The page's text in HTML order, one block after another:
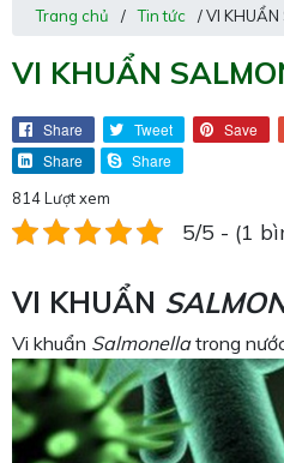
Trang chủ / Tin tức / VI KHUẨN
VI KHUẨN
Share Tweet Save
Share
Share
814 Lượt xem
5/5 - (1
VI KHUẨN
Vi khuẩn Salmonellatrong